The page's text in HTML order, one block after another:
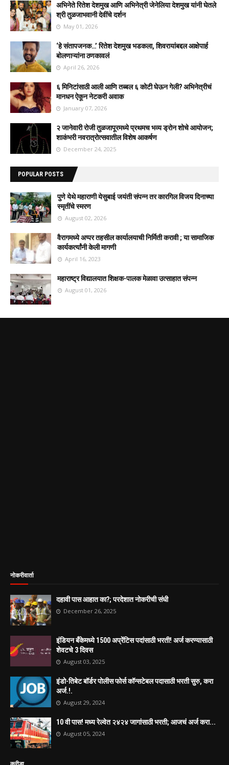
अभिनेते रितेश देशमुख आणि अभिनेत्री जेनेलिया देशमुख यांनी घेतले
श्री तुळजाभवानी देवींचे दर्शन
May 01, 2026
‘हे संतापजनक…’ रितेश देशमुख भडकला, शिवरायांबद्दल आक्षेपार्ह
बोलणाऱ्यांना ठणकावलं
April 26, 2026
६ मिनिटांसाठी आली आणि तब्बल ६ कोटी घेऊन गेली? अभिनेत्रीचं
मानधन ऐकून नेटकरी अवाक
January 07, 2026
२ जानेवारी रोजी तुळजापूरमध्ये प्रथमच भव्य ड्रोन शोचे आयोजन;
शाकंभरी नवरात्रोत्सवातील विशेष आकर्षण
December 24, 2025
POPULAR POSTS
पुणे येथे महाराणी येसुबाई जयंती संपन्न तर कारगिल विजय दिनाच्या
स्मृतींचे स्मरण
August 02, 2026
वैरागमध्ये अप्पर तहसील कार्यालयाची निर्मिती करावी ; या सामाजिक
कार्यकर्त्यांनी केली मागणी
April 16, 2023
महाराष्ट्र विद्यालयात शिक्षक-पालक मेळावा उत्साहात संपन्न
August 01, 2026
नोकरीवार्ता
दहावी पास आहात का?; परदेशात नोकरीची संधी
December 26, 2025
इंडियन बँकेमध्ये 1500 अप्रेंटिस पदांसाठी भरती! अर्ज करण्यासाठी
शेवटचे 3 दिवस
August 03, 2025
इंडो-तिबेट बॉर्डर पोलीस फोर्स कॉन्सटेबल पदासाठी भरती सुरु, करा
अर्ज.!.
August 29, 2024
10 वी पास! मध्य रेल्वेत २४२४ जागांसाठी भरती; आजचं अर्ज करा...
August 05, 2024